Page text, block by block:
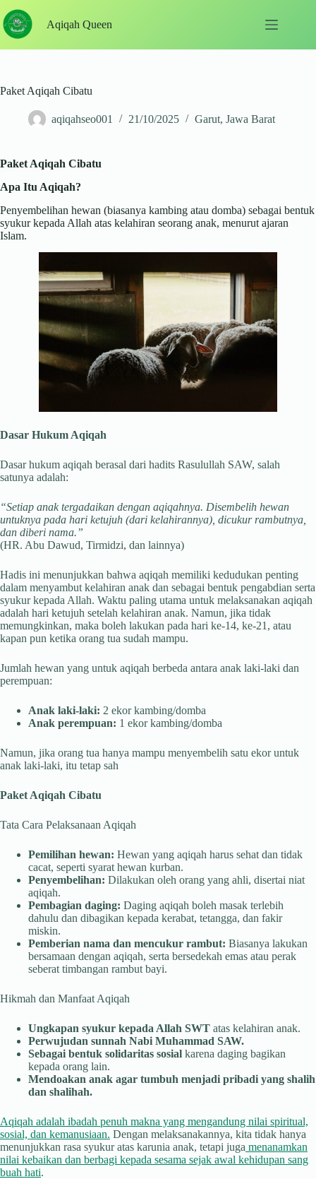
to
content
Aqiqah Queen
Paket Aqiqah Cibatu
aqiqahseo001 21/10/2025 Garut, Jawa Barat
Paket Aqiqah Cibatu
Apa Itu Aqiqah?
Penyembelihan hewan (biasanya kambing atau domba) sebagai bentuk
syukur kepada Allah atas kelahiran seorang anak, menurut ajaran
Islam.
Dasar Hukum Aqiqah
Dasar hukum aqiqah berasal dari hadits Rasulullah SAW, salah
satunya adalah:
“Setiap anak tergadaikan dengan aqiqahnya. Disembelih hewan
untuknya pada hari ketujuh (dari kelahirannya), dicukur rambutnya,
dan diberi nama.”
(HR. Abu Dawud, Tirmidzi, dan lainnya)
Hadis ini menunjukkan bahwa aqiqah memiliki kedudukan penting
dalam menyambut kelahiran anak dan sebagai bentuk pengabdian serta
syukur kepada Allah. Waktu paling utama untuk melaksanakan aqiqah
adalah hari ketujuh setelah kelahiran anak. Namun, jika tidak
memungkinkan, maka boleh lakukan pada hari ke-14, ke-21, atau
kapan pun ketika orang tua sudah mampu.
Jumlah hewan yang untuk aqiqah berbeda antara anak laki-laki dan
perempuan:
Anak laki-laki: 2 ekor kambing/domba
Anak perempuan: 1 ekor kambing/domba
Namun, jika orang tua hanya mampu menyembelih satu ekor untuk
anak laki-laki, itu tetap sah
Paket Aqiqah Cibatu
Tata Cara Pelaksanaan Aqiqah
Pemilihan hewan: Hewan yang aqiqah harus sehat dan tidak
cacat, seperti syarat hewan kurban.
Penyembelihan: Dilakukan oleh orang yang ahli, disertai niat
aqiqah.
Pembagian daging: Daging aqiqah boleh masak terlebih
dahulu dan dibagikan kepada kerabat, tetangga, dan fakir
miskin.
Pemberian nama dan mencukur rambut: Biasanya lakukan
bersamaan dengan aqiqah, serta bersedekah emas atau perak
seberat timbangan rambut bayi.
Hikmah dan Manfaat Aqiqah
Ungkapan syukur kepada Allah SWT atas kelahiran anak.
Perwujudan sunnah Nabi Muhammad SAW.
Sebagai bentuk solidaritas sosial karena daging bagikan
kepada orang lain.
Mendoakan anak agar tumbuh menjadi pribadi yang shalih
dan shalihah.
Aqiqah adalah ibadah penuh makna yang mengandung nilai spiritual,
sosial, dan kemanusiaan. Dengan melaksanakannya, kita tidak hanya
menunjukkan rasa syukur atas karunia anak, tetapi juga menanamkan
nilai kebaikan dan berbagi kepada sesama sejak awal kehidupan sang
buah hati.